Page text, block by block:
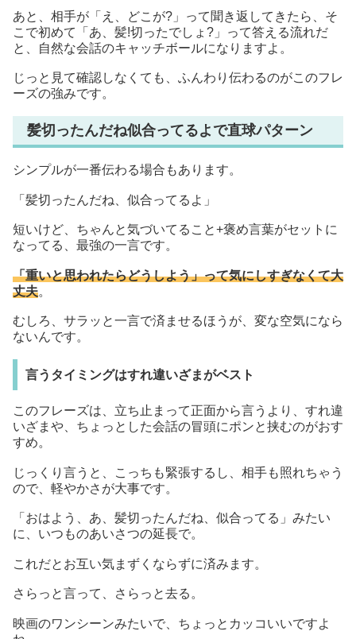
あと、相手が「え、どこが?」って聞き返してきたら、そ
こで初めて「あ、髪!切ったでしょ?」って答える流れだ
と、自然な会話のキャッチボールになりますよ。
じっと見て確認しなくても、ふんわり伝わるのがこのフレ
ーズの強みです。
髪切ったんだね似合ってるよで直球パターン
シンプルが一番伝わる場合もあります。
「髪切ったんだね、似合ってるよ」
短いけど、ちゃんと気づいてること+褒め言葉がセットに
なってる、最強の一言です。
「重いと思われたらどうしよう」って気にしすぎなくて大
丈夫。
むしろ、サラッと一言で済ませるほうが、変な空気になら
ないんです。
言うタイミングはすれ違いざまがベスト
このフレーズは、立ち止まって正面から言うより、すれ違
いざまや、ちょっとした会話の冒頭にポンと挟むのがおす
すめ。
じっくり言うと、こっちも緊張するし、相手も照れちゃう
ので、軽やかさが大事です。
「おはよう、あ、髪切ったんだね、似合ってる」みたい
に、いつものあいさつの延長で。
これだとお互い気まずくならずに済みます。
さらっと言って、さらっと去る。
映画のワンシーンみたいで、ちょっとカッコいいですよ